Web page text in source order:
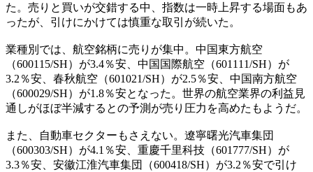
た。売りと買いが交錯する中、指数は一時上昇する場面もあ
ったが、引けにかけては慎重な取引が続いた。
業種別では、航空銘柄に売りが集中。中国東方航空
（600115/SH）が3.4％安、中国国際航空（601111/SH）が
3.2％安、春秋航空（601021/SH）が2.5％安、中国南方航空
（600029/SH）が1.8％安となった。世界の航空業界の利益見
通しがほぼ半減するとの予測が売り圧力を高めたもようだ。
また、自動車セクターもさえない。遼寧曙光汽車集団
（600303/SH）が4.1％安、重慶千里科技（601777/SH）が
3.3％安、安徽江淮汽車集団（600418/SH）が3.2％安で引け